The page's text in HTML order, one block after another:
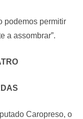
podemos permitir
a assombrar”.
Caropreso, o